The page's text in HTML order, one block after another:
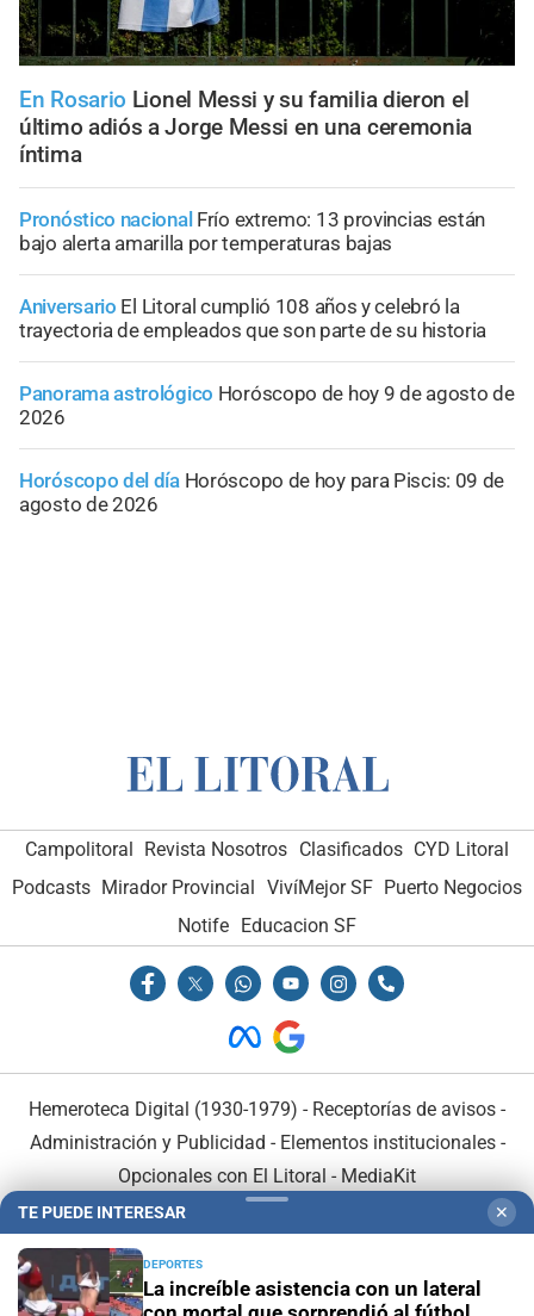
En Rosario Lionel Messi y su familia dieron el
último adiós a Jorge Messi en una ceremonia
íntima
Pronóstico nacional Frío extremo: 13 provincias están
bajo alerta amarilla por temperaturas bajas
Aniversario El Litoral cumplió 108 años y celebró la
trayectoria de empleados que son parte de su historia
Panorama astrológico Horóscopo de hoy 9 de agosto de
2026
Horóscopo del día Horóscopo de hoy para Piscis: 09 de
agosto de 2026
Campolitoral Revista Nosotros Clasificados CYD Litoral
Podcasts Mirador Provincial VivíMejor SF Puerto Negocios
Notife Educacion SF
Hemeroteca Digital (1930-1979) - Receptorías de avisos -
Administración y Publicidad - Elementos institucionales-
Opcionales con El Litoral - MediaKit
TE PUEDE INTERESAR ✕
DEPORTES
La increíble asistencia con un lateral